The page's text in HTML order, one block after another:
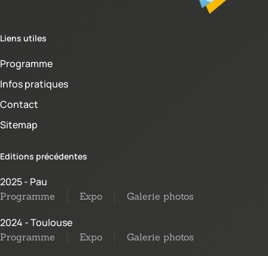
Liens utiles
Programme
Infos pratiques
Contact
Sitemap
Editions précédentes
2025 - Pau
Programme Expo Galerie photos
2024 - Toulouse
Programme Expo Galerie photos